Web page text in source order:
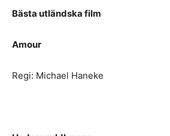
Bästa utländska film
Amour
Regi: Michael Haneke